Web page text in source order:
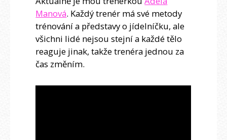
Manová. Každý trenér má své metody
trénování a představy o jídelníčku, ale
všichni lidé nejsou stejní a každé tělo
reaguje jinak, takže trenéra jednou za
čas změním.